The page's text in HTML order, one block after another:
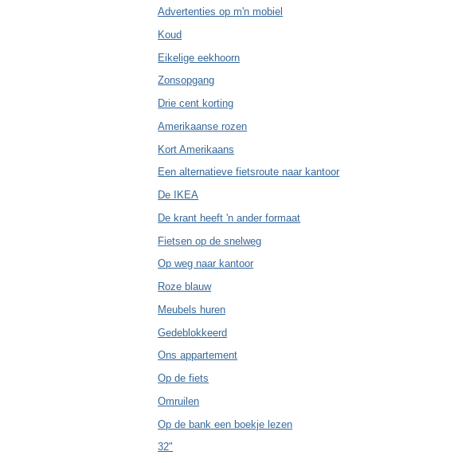
Advertenties op m'n mobiel
Koud
Eikelige eekhoorn
Zonsopgang
Drie cent korting
Amerikaanse rozen
Kort Amerikaans
Een alternatieve fietsroute naar kantoor
De IKEA
De krant heeft 'n ander formaat
Fietsen op de snelweg
Op weg naar kantoor
Roze blauw
Meubels huren
Gedeblokkeerd
Ons appartement
Op de fiets
Omruilen
Op de bank een boekje lezen
32"